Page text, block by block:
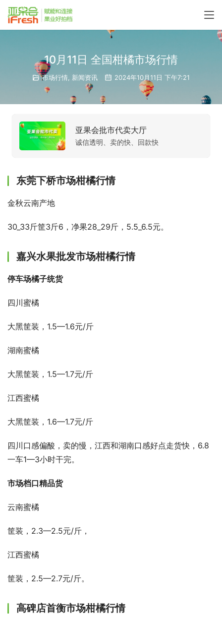
10月11日 全国柑橘市场行情
市场行情 新闻资讯 2024年10月11日 下午7:21
亚果会批市代卖大厅
诚信透明、卖的快、回款快
东莞下桥市场柑橘行情
金秋云南产地
30_33斤筐3斤6，净果28_29斤，5.5_6.5元。
嘉兴水果批发市场柑橘行情
停车场橘子统货
四川蜜橘
大黑筐装，1.5—1.6元/斤
湖南蜜橘
大黑筐装，1.5—1.7元/斤
江西蜜橘
大黑筐装，1.6—1.7元/斤
四川口感偏酸，卖的慢，江西和湖南口感好点走货快，6.8
一车1—3小时干完。
市场档口精品货
云南蜜橘
筐装，2.3—2.5元/斤，
江西蜜橘
筐装，2.5—2.7元/斤。
高碑店首衡市场柑橘行情